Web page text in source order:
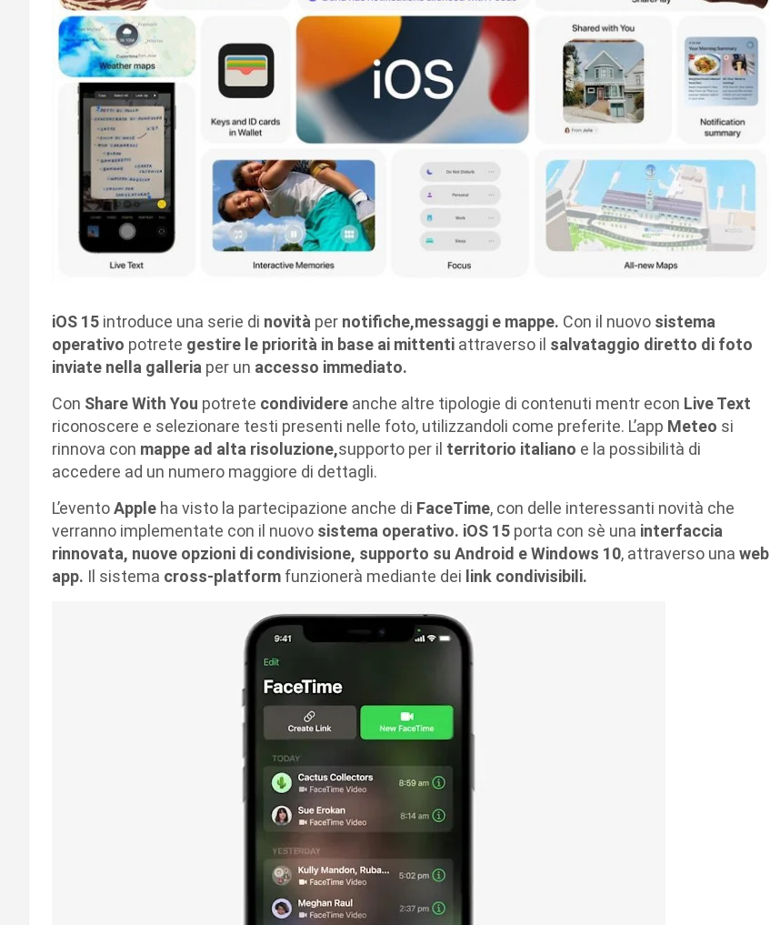
iOS 15 introduce una serie di novità per notifiche,messaggi e mappe. Con il nuovo sistema
operativo potrete gestire le priorità in base ai mittenti attraverso il salvataggio diretto di foto
inviate nella galleria per un accesso immediato.
Con Share With You potrete condividere anche altre tipologie di contenuti mentr econ Live Text
riconoscere e selezionare testi presenti nelle foto, utilizzandoli come preferite. L’app Meteo si
rinnova con mappe ad alta risoluzione,supporto per il territorio italiano e la possibilità di
accedere ad un numero maggiore di dettagli.
L’eventoApple ha visto la partecipazione anche di FaceTime, con delle interessanti novità che
verranno implementate con il nuovo sistema operativo. iOS 15 porta con sè una interfaccia
rinnovata, nuove opzioni di condivisione, supporto su Android e Windows 10, attraverso una web
app. Il sistema cross-platform funzionerà mediante dei link condivisibili.